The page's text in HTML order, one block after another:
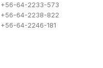
+56-64-2233-573
+56-64-2238-822
+56-64-2246-181